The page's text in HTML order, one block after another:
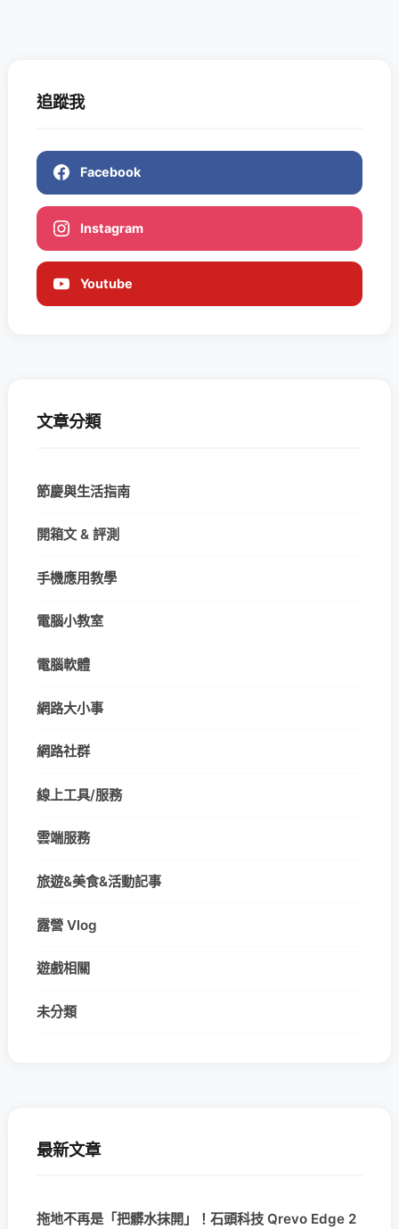
追蹤我
Facebook
Instagram
Youtube
文章分類
節慶與生活指南
開箱文 & 評測
手機應用教學
電腦小教室
電腦軟體
網路大小事
網路社群
線上工具/服務
雲端服務
旅遊&美食&活動記事
露營 Vlog
遊戲相關
未分類
最新文章
拖地不再是「把髒水抹開」！石頭科技 Qrevo Edge 2